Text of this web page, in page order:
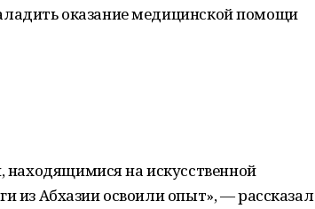
оказание медицинской помощи
на искусственной
из Абхазии освоили опыт», — рассказал